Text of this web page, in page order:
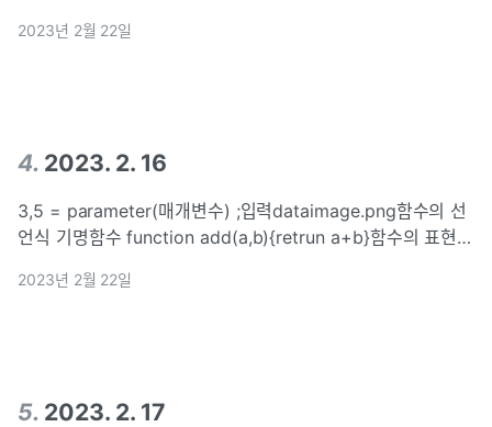
둠, 0:거짓같은 값(나머지값:
2023년 2월 22일
4. 2023. 2. 16
3,5 = parameter(매개변수) ;입력dataimage.png함수의 선
언식 기명함수 function add(a,b){retrun a+b}함수의 표현식
minus = function(a, b){
2023년 2월 22일
5. 2023. 2. 17